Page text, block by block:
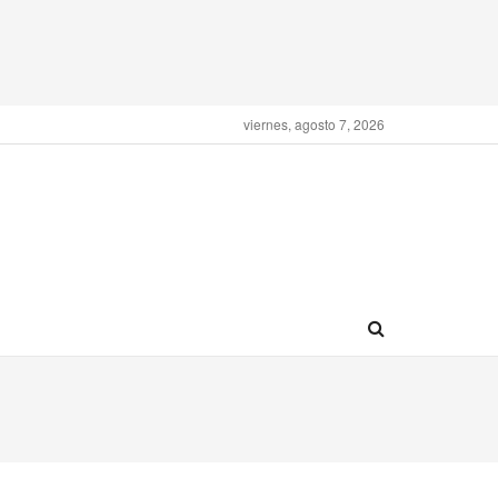
viernes, agosto 7, 2026